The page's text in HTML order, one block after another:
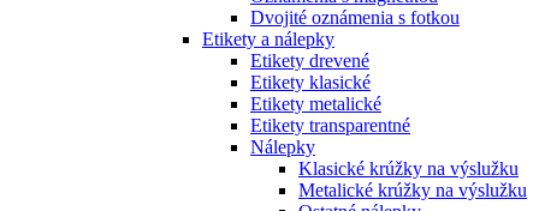
Dvojité oznámenia s fotkou
Etikety a nálepky
Etikety drevené
Etikety klasické
Etikety metalické
Etikety transparentné
Nálepky
Klasické krúžky na výslužku
Metalické krúžky na výslužku